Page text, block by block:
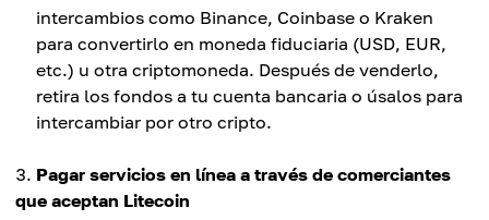
intercambios como Binance, Coinbase o Kraken
para convertirlo en moneda fiduciaria (USD, EUR,
etc.) u otra criptomoneda. Después de venderlo,
retira los fondos a tu cuenta bancaria o úsalos para
intercambiar por otro cripto.
Pagar servicios en línea a través de comerciantes
que aceptan Litecoin